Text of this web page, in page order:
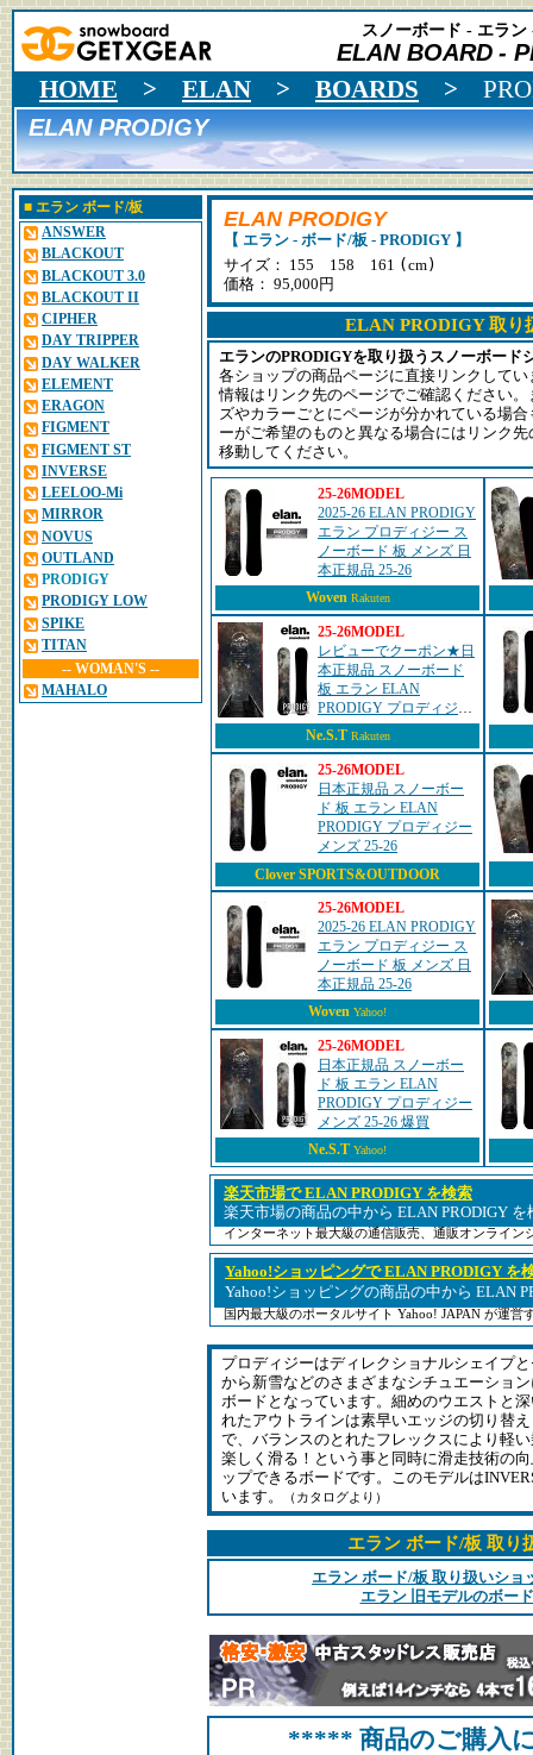
スノーボード - エラン
ELAN BOARD -
HOME > ELAN > BOARDS >
ELAN PRODIGY
■ エラン ボード/板
ANSWER
BLACKOUT
BLACKOUT 3.0
BLACKOUT II
CIPHER
DAY TRIPPER
DAY WALKER
ELEMENT
ERAGON
FIGMENT
FIGMENT ST
INVERSE
LEELOO-Mi
MIRROR
NOVUS
OUTLAND
PRODIGY
PRODIGY LOW
SPIKE
TITAN
-- WOMAN'S --
MAHALO
ELAN PRODIGY
【 エラン - ボード/板 - PRODIGY 】
サイズ： 155 158 161 ( cm)
価格： 95,000円
ELAN PRODIGY 取り
エランのPRODIGYを取り扱うスノーボード
各ショップの商品ページに直接リンクして
情報はリンク先のページでご確認ください
ズやカラーごとにページが分かれている場
ーがご希望のものと異なる場合にはリンク
移動してください。
25-26MODEL
2025-26 ELAN PRODIGY
エラン プロディジー ス
ノーボード 板 メンズ 日
本正規品 25-26
Woven Rakuten
25-26MODEL
レビューでクーポン★日
本正規品 スノーボード
板 エラン ELAN
PRODIGY プロディジー
メンズ 25-26
Ne.S.T Rakuten
25-26MODEL
日本正規品 スノーボー
ド 板 エラン ELAN
PRODIGY プロディジー
メンズ 25-26
Clover SPORTS&OUTDOOR
25-26MODEL
2025-26 ELAN PRODIGY
エラン プロディジー ス
ノーボード 板 メンズ 日
本正規品 25-26
Woven Yahoo!
25-26MODEL
日本正規品 スノーボー
ド 板 エラン ELAN
PRODIGY プロディジー
メンズ 25-26 爆買
Ne.S.T Yahoo!
楽天市場で ELAN PRODIGY を検索
楽天市場の商品の中から ELAN PRODIGY
インターネット最大級の通信販売、通販オンライン
Yahoo!ショッピングで ELAN PRODIGY を
Yahoo!ショッピングの商品の中から ELAN
国内最大級のポータルサイト Yahoo! JAPAN が運営
プロディジーはディレクショナルシェイプ
から新雪などのさまざまなシチュエーショ
ボードとなっています。細めのウエストと
れたアウトラインは素早いエッジの切り替
で、バランスのとれたフレックスにより軽
楽しく滑る！という事と同時に滑走技術の
ップできるボードです。このモデルは
います。
（カタログより）
エラン ボード/板 取り
エラン ボード/板 取り扱いショ
エラン 旧モデルのボー
***** 商品のご購入